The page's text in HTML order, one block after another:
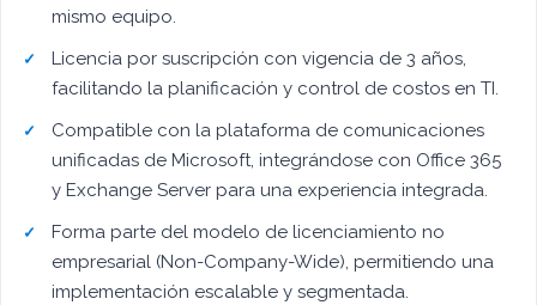
mismo equipo.
Licencia por suscripción con vigencia de 3 años,
facilitando la planificación y control de costos en TI.
Compatible con la plataforma de comunicaciones
unificadas de Microsoft, integrándose con Office 365
y Exchange Server para una experiencia integrada.
Forma parte del modelo de licenciamiento no
empresarial (Non-Company-Wide), permitiendo una
implementación escalable y segmentada.